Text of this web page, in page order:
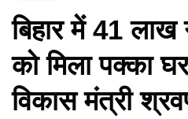
बिहार में 41 लाख
को मिला पक्का
विकास मंत्री